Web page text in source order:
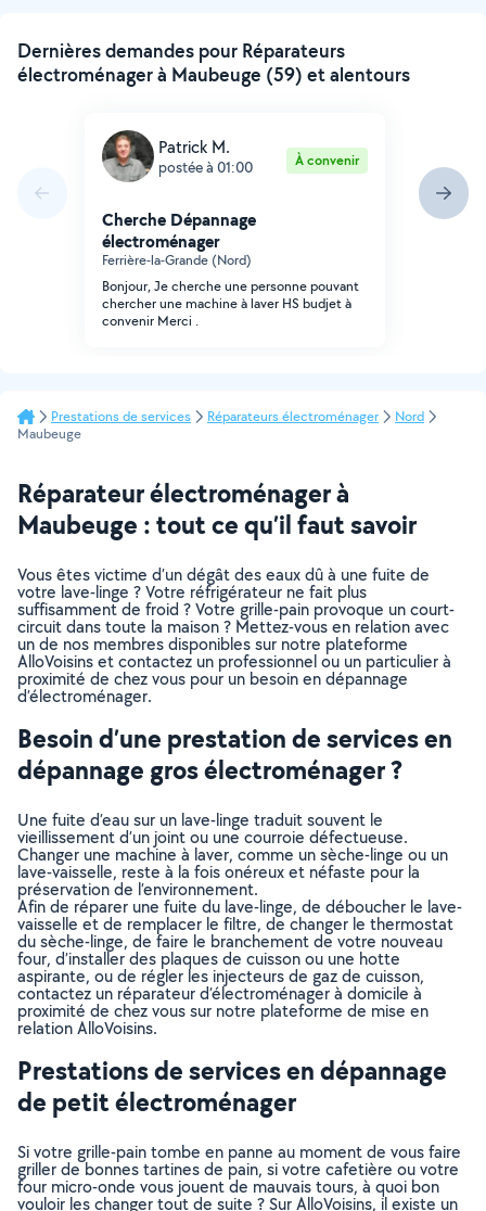
Dernières demandes pour Réparateurs
électroménager à Maubeuge (59) et alentours
Patrick M.
postée à 01:00 À convenir
Cherche Dépannage
électroménager
Ferrière-la-Grande (Nord)
Bonjour, Je cherche une personne pouvant
chercher une machine à laver HS budjet à
convenir Merci .
Prestations de services Réparateurs électroménager
Nord
Maubeuge
Réparateur électroménager à
Maubeuge : tout ce qu’il faut savoir
Vous êtes victime d’un dégât des eaux dû à une fuite de
votre lave-linge ? Votre réfrigérateur ne fait plus
suffisamment de froid ? Votre grille-pain provoque un court-
circuit dans toute la maison ? Mettez-vous en relation avec
un de nos membres disponibles sur notre plateforme
AlloVoisins et contactez un professionnel ou un particulier à
proximité de chez vous pour un besoin en dépannage
d’électroménager.
Besoin d’une prestation de services en
dépannage gros électroménager ?
Une fuite d’eau sur un lave-linge traduit souvent le
vieillissement d’un joint ou une courroie défectueuse.
Changer une machine à laver, comme un sèche-linge ou un
lave-vaisselle, reste à la fois onéreux et néfaste pour la
préservation de l’environnement.
Afin de réparer une fuite du lave-linge, de déboucher le lave-
vaisselle et de remplacer le filtre, de changer le thermostat
du sèche-linge, de faire le branchement de votre nouveau
four, d’installer des plaques de cuisson ou une hotte
aspirante, ou de régler les injecteurs de gaz de cuisson,
contactez un réparateur d’électroménager à domicile à
proximité de chez vous sur notre plateforme de mise en
relation AlloVoisins.
Prestations de services en dépannage
de petit électroménager
Si votre grille-pain tombe en panne au moment de vous faire
griller de bonnes tartines de pain, si votre cafetière ou votre
four micro-onde vous jouent de mauvais tours, à quoi bon
vouloir les changer tout de suite ? Sur AlloVoisins, il existe un